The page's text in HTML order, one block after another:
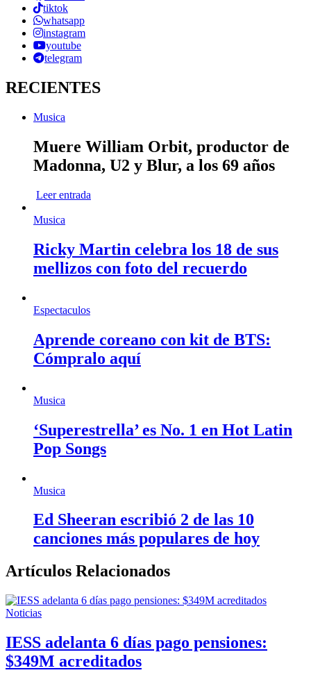
tiktok
whatsapp
instagram
youtube
telegram
RECIENTES
Musica
Muere William Orbit, productor de
Madonna, U2 y Blur, a los 69 años
Leer entrada
Musica
Ricky Martin celebra los 18 de sus
mellizos con foto del recuerdo
Espectaculos
Aprende coreano con kit de BTS:
Cómpralo aquí
Musica
‘Superestrella’ es No. 1 en Hot Latin
Pop Songs
Musica
Ed Sheeran escribió 2 de las 10
canciones más populares de hoy
Artículos Relacionados
Noticias
IESS adelanta 6 días pago pensiones:
$349M acreditados